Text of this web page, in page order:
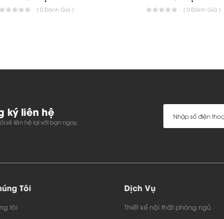
*Gối ôm bông mềm bọc vải
được tư vấn
Long, màu sắc theo yêu
( 0 Đánh Giá ) ( 0 Đánh Giá )
ký liên hệ
sẽ liên hệ lại với bạn ngay.
Tôi
tôi
Dịch Vụ
Thiết kế nội thất phòng ngủ